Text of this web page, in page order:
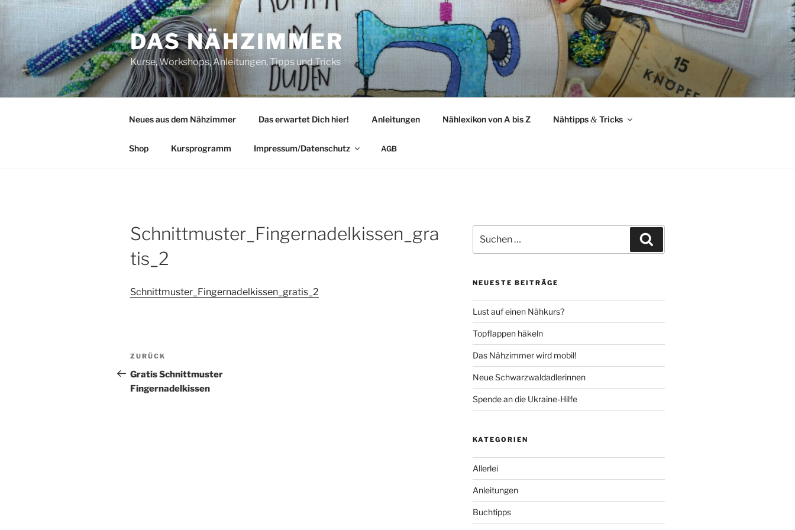
Zum
Inhalt
springen
DAS NÄHZIMMER
Kurse, Workshops, Anleitungen, Tipps und Tricks
Neues aus dem Nähzimmer Das erwartet Dich hier! Anleitungen Nählexikon von A bis Z Nähtipps&Tricks
Shop Kursprogramm Impressum/Datenschutz AGB
Schnittmuster_Fingernadelkissen_gra
tis_2
Schnittmuster_Fingernadelkissen_gratis_2
Beitragsnavigation
Vorheriger
Beitrag
ZURÜCK
Gratis Schnittmuster
Fingernadelkissen
nach:
NEUESTE BEITRÄGE
Lust auf einen Nähkurs?
Topflappen häkeln
Das Nähzimmer wird mobil!
Neue Schwarzwaldadlerinnen
Spende an die Ukraine-Hilfe
KATEGORIEN
Allerlei
Anleitungen
Buchtipps